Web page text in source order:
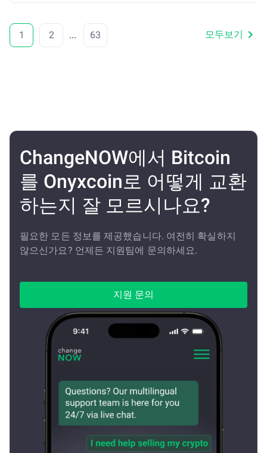
1 2 ... 63 모두보기
ChangeNOW에서 Bitcoin
를 Onyxcoin로 어떻게 교환
하는지 잘 모르시나요?
필요한 모든 정보를 제공했습니다. 여전히 확실하지
않으신가요? 언제든 지원팀에 문의하세요.
지원 문의